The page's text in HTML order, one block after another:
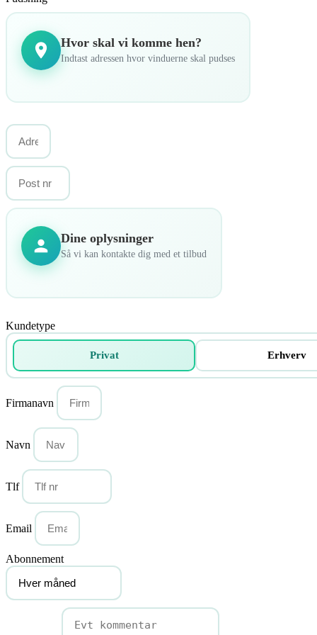
Hvor skal vi komme hen?
Indtast adressen hvor vinduerne skal pudses
Dine oplysninger
Så vi kan kontakte dig med et tilbud
Kundetype
Privat Erhverv
Firmanavn
Navn
Tlf
Email
Abonnement